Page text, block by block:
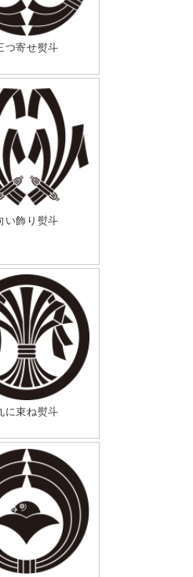
つ寄せ熨斗
い飾り熨斗
に束ね熨斗